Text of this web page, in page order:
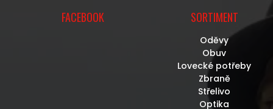
FACEBOOK SORTIMENT
Oděvy
Obuv
Lovecké potřeby
Zbraně
Střelivo
Optika